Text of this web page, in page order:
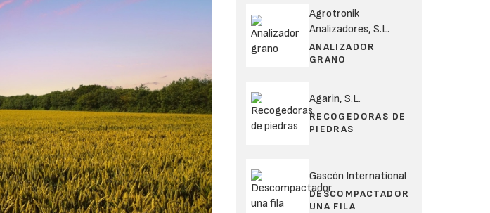
Agrotronik
Analizadores, S.L.
ANALIZADOR
GRANO
Agarin, S.L.
RECOGEDORAS DE
PIEDRAS
Gascón International
DESCOMPACTADOR
UNA FILA